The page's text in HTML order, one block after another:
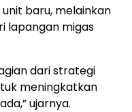
baru, melainkan
lapangan migas
dari strategi
meningkatkan
ujarnya.